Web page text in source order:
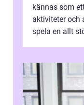
kännas som
aktiviteter och
spela en allt